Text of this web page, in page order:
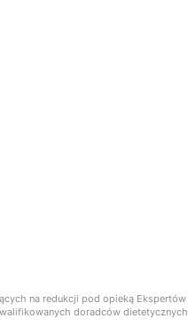
na redukcji pod opieką
doradców